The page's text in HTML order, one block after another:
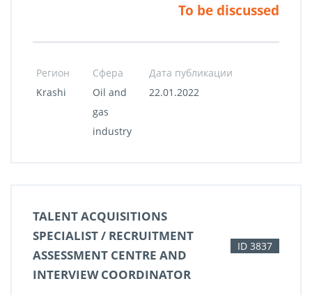
To be discussed
Регион Сфера
Дата публикации
Krashi
Oil and
gas
industry
22.01.2022
TALENT ACQUISITIONS
SPECIALIST / RECRUITMENT
ASSESSMENT CENTRE AND
INTERVIEW COORDINATOR
ID 3837